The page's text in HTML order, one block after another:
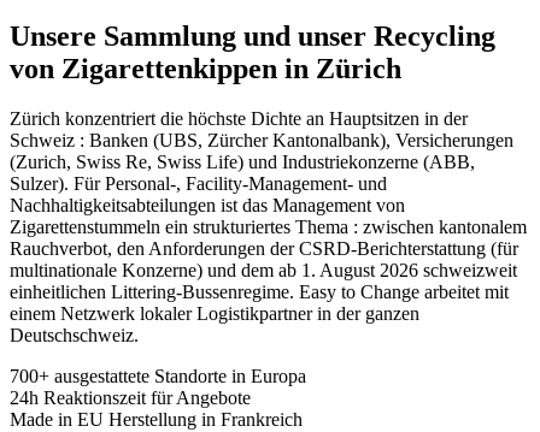
Unsere Sammlung und unser Recycling
von Zigarettenkippen in Zürich
Zürich konzentriert die höchste Dichte an Hauptsitzen in der
Schweiz : Banken (UBS, Zürcher Kantonalbank), Versicherungen
(Zurich, Swiss Re, Swiss Life) und Industriekonzerne (ABB,
Sulzer). Für Personal-, Facility-Management- und
Nachhaltigkeitsabteilungen ist das Management von
Zigarettenstummeln ein strukturiertes Thema : zwischen kantonalem
Rauchverbot, den Anforderungen der CSRD-Berichterstattung (für
multinationale Konzerne) und dem ab 1. August 2026 schweizweit
einheitlichen Littering-Bussenregime. Easy to Change arbeitet mit
einem Netzwerk lokaler Logistikpartner in der ganzen
Deutschschweiz.
700+ ausgestattete Standorte in Europa
24h Reaktionszeit für Angebote
Made in EU Herstellung in Frankreich